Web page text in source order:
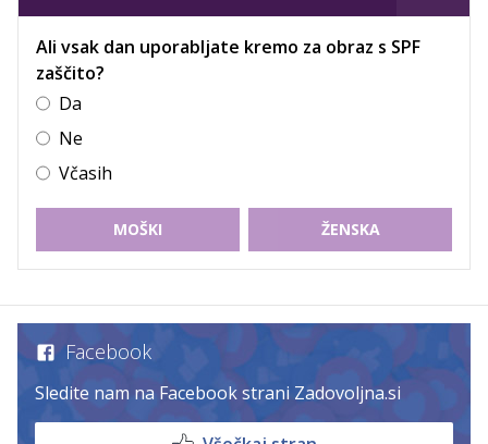
Ali vsak dan uporabljate kremo za obraz s SPF
zaščito?
Da
Ne
Včasih
MOŠKI ŽENSKA
Facebook
Sledite nam na Facebook strani Zadovoljna.si